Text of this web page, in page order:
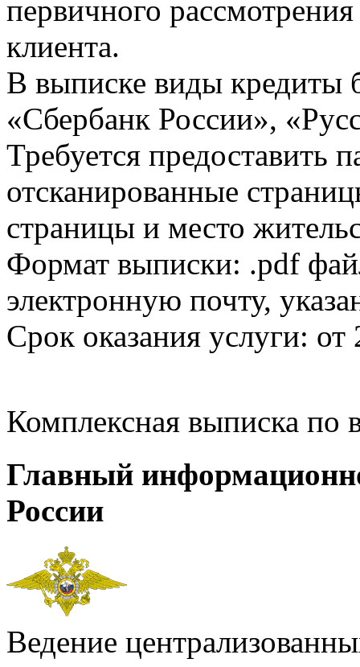
первичного
клиента.
В выписке виды кредиты
«Сбербанк России»,
Требуется предоставить
отсканированные
страницы и место
Формат выписки: .pdf
электронную почту,
Срок оказания услуги: от
Комплексная выписка
Главный
России
Ведение